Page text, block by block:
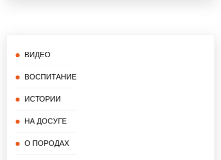
ВИДЕО
ВОСПИТАНИЕ
ИСТОРИИ
НА ДОСУГЕ
О ПОРОДАХ